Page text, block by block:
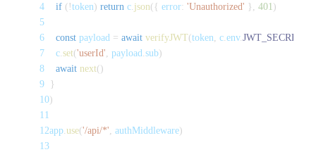
4
if ( !token) return c json( { error: 'Unauthorized' } 401 )
5
6
const payload = await verifyJWT(token c env.JWT_SECRET
7
    c
set('userId' payload sub)
8
await next( )
9
}
10)
11
12app use('/api/*' authMiddleware)
13